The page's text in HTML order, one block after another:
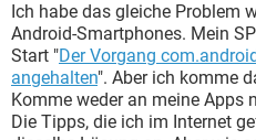
FACEBOOK
WHATSAPP
FACEBOOK
ANDROID
WINDOWS 10
WHATSAPP
FACEBOOK
Ich habe das gleiche Problem
Android-Smartphones. Mein
Start "Der Vorgang
angehalten". Aber ich komme
Komme weder an meine Apps
Die Tipps, die ich im Internet